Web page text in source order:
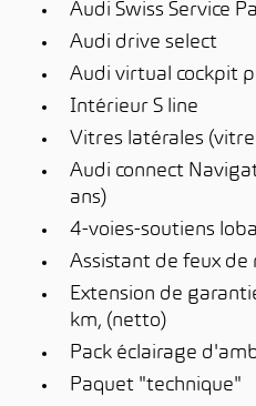
Audi Swiss Service
Audi drive select
Audi virtual cockpit
Intérieur S line
Vitres latérales
Audi connect
ans)
4-voies-soutiens
Assistant de feux de
Extension de
km, (netto)
Pack éclairage
Paquet "technique"